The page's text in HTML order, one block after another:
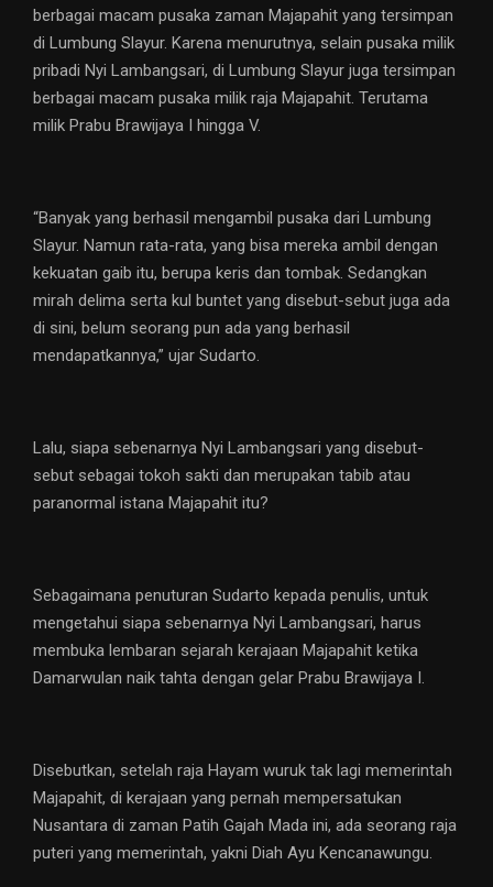
berbagai macam pusaka zaman Majapahit yang tersimpan
di Lumbung Slayur. Karena menurutnya, selain pusaka milik
pribadi Nyi Lambangsari, di Lumbung Slayur juga tersimpan
berbagai macam pusaka milik raja Majapahit. Terutama
milik Prabu Brawijaya I hingga V.
“Banyak yang berhasil mengambil pusaka dari Lumbung
Slayur. Namun rata-rata, yang bisa mereka ambil dengan
kekuatan gaib itu, berupa keris dan tombak. Sedangkan
mirah delima serta kul buntet yang disebut-sebut juga ada
di sini, belum seorang pun ada yang berhasil
mendapatkannya,” ujar Sudarto.
Lalu, siapa sebenarnya Nyi Lambangsari yang disebut-
sebut sebagai tokoh sakti dan merupakan tabib atau
paranormal istana Majapahit itu?
Sebagaimana penuturan Sudarto kepada penulis, untuk
mengetahui siapa sebenarnya Nyi Lambangsari, harus
membuka lembaran sejarah kerajaan Majapahit ketika
Damarwulan naik tahta dengan gelar Prabu Brawijaya I.
Disebutkan, setelah raja Hayam wuruk tak lagi memerintah
Majapahit, di kerajaan yang pernah mempersatukan
Nusantara di zaman Patih Gajah Mada ini, ada seorang raja
puteri yang memerintah, yakni Diah Ayu Kencanawungu.